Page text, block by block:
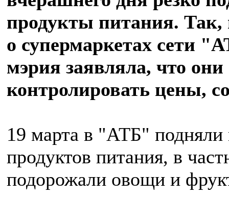
продукты питания. Так,
о супермаркетах сети
мэрия заявляла, что они
контролировать цены,
19 марта в "АТБ" подняли
продуктов питания, в
подорожали овощи и